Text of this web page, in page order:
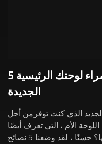
5 خطوات عليك اتباعها لشراء لوحتك الرئيسية
الجديدة
الذي كنت توفرمن أجل
الأم ، التي تعرف أيضًا
باسم اللوحة الرئيسية، التي تشتريها؟ حسنًا ، لقد وضعنا 5 نصائح